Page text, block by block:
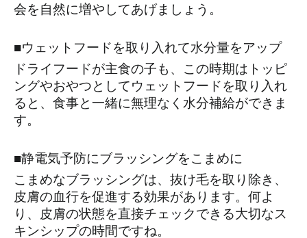
会を自然に増やしてあげましょう。
■ウェットフードを取り入れて水分量をアップ
ドライフードが主食の子も、この時期はトッピ
ングやおやつとしてウェットフードを取り入れ
ると、食事と一緒に無理なく水分補給ができま
す。
■静電気予防にブラッシングをこまめに
こまめなブラッシングは、抜け毛を取り除き、
皮膚の血行を促進する効果があります。何よ
り、皮膚の状態を直接チェックできる大切なス
キンシップの時間ですね。